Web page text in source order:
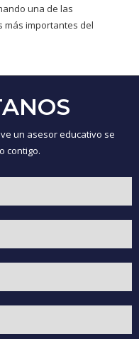
una de las
más importantes del
un asesor educativo se
contigo.